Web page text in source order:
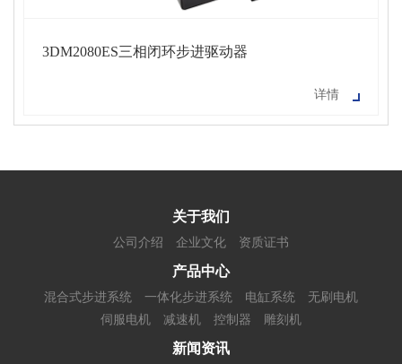
3DM2080ES三相闭环步进驱动器
详情
关于我们
公司介绍 企业文化 资质证书
产品中心
混合式步进系统 一体化步进系统 电缸系统
无刷电机
伺服电机
减速机 控制器 雕刻机
新闻资讯